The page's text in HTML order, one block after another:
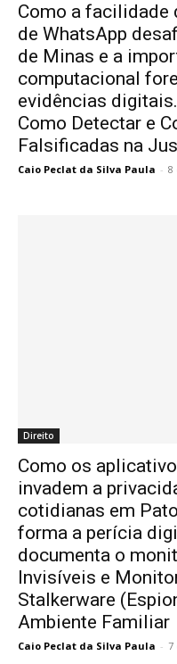
Como a facilidade
de WhatsApp
de Minas e a
computacional
evidências
Como Detectar e
Falsificadas na
Caio Peclat da Silva Paula - 8
Direito
Como os
invadem a
cotidianas em
forma a perícia
documenta o
Invisíveis e
Stalkerware
Ambiente Familiar
Caio Peclat da Silva Paula - 7